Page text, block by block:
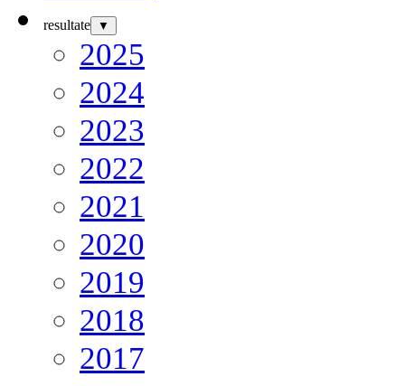
resultate ▼
2025
2024
2023
2022
2021
2020
2019
2018
2017